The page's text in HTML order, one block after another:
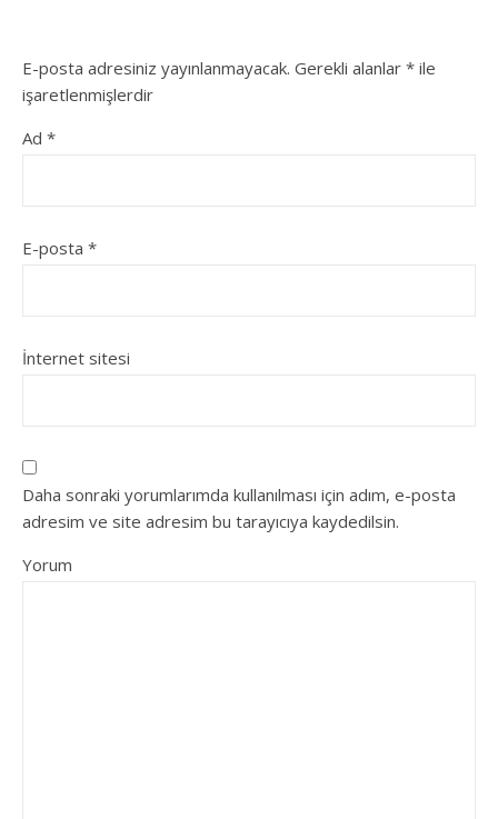
E-posta adresiniz yayınlanmayacak. Gerekli alanlar * ile
işaretlenmişlerdir
Ad *
E-posta *
İnternet sitesi
Daha sonraki yorumlarımda kullanılması için adım, e-posta
adresim ve site adresim bu tarayıcıya kaydedilsin.
Yorum